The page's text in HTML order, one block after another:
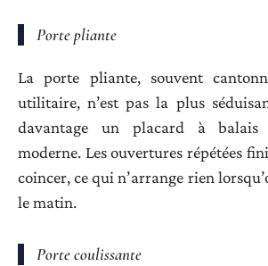
Porte pliante
La porte pliante, souvent
utilitaire, n’est pas la plus
davantage un placard à balais
moderne. Les ouvertures répétées
coincer, ce qui n’arrange rien
le matin.
Porte coulissante